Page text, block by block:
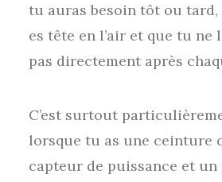
tu auras besoin tôt ou
es tête en l’air et que tu ne
pas directement après
C’est surtout
lorsque tu as une ceinture
capteur de puissance et un